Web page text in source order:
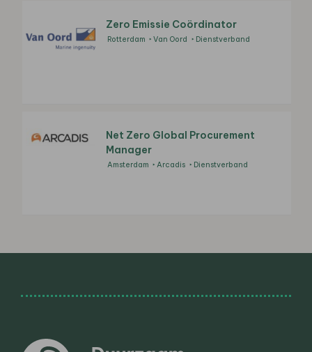
Zero Emissie Coördinator
Rotterdam Van Oord Dienstverband
Net Zero Global Procurement
Manager
Amsterdam Arcadis Dienstverband